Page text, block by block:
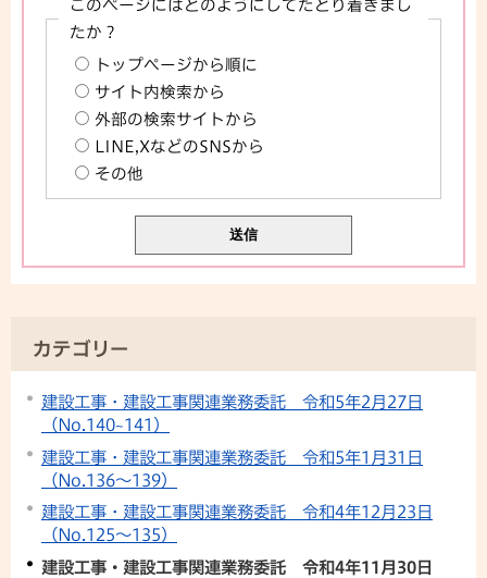
このページにはどのようにしてたどり着きまし
たか？
トップページから順に
サイト内検索から
外部の検索サイトから
LINE,XなどのSNSから
その他
カテゴリー
建設工事・建設工事関連業務委託 令和5年2月27日
（No.140~141）
建設工事・建設工事関連業務委託 令和5年1月31日
（No.136〜139）
建設工事・建設工事関連業務委託 令和4年12月23日
（No.125〜135）
建設工事・建設工事関連業務委託 令和4年11月30日